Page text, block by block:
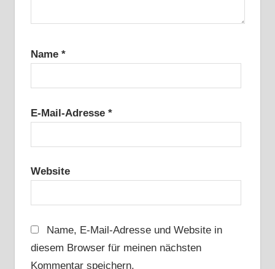
Name *
E-Mail-Adresse *
Website
Name, E-Mail-Adresse und Website in
diesem Browser für meinen nächsten
Kommentar speichern.